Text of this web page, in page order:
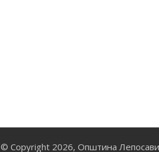
© Copyright 2026, Општина